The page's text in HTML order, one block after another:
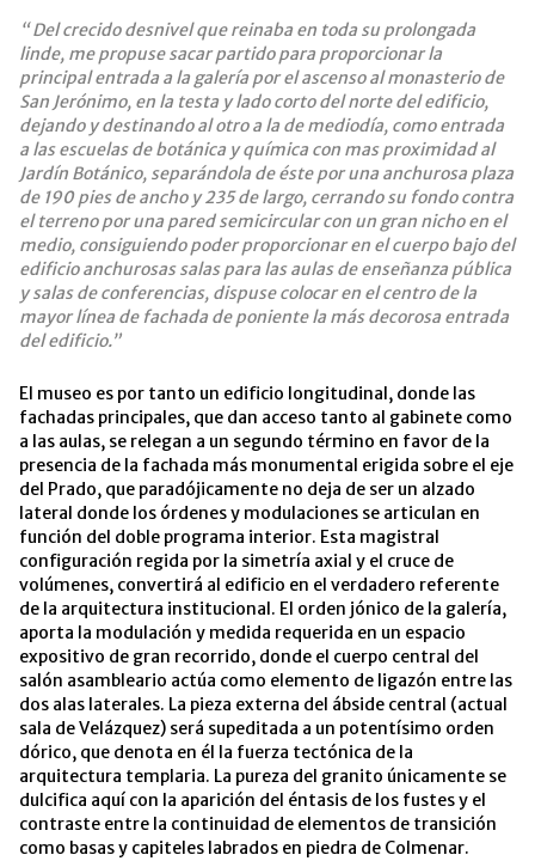
“ Del crecido desnivel que reinaba en toda su prolongada
linde, me propuse sacar partido para proporcionar la
principal entrada a la galería por el ascenso al monasterio de
San Jerónimo, en la testa y lado corto del norte del edificio,
dejando y destinando al otro a la de mediodía, como entrada
a las escuelas de botánica y química con mas proximidad al
Jardín Botánico, separándola de éste por una anchurosa plaza
de 190 pies de ancho y 235 de largo, cerrando su fondo contra
el terreno por una pared semicircular con un gran nicho en el
medio, consiguiendo poder proporcionar en el cuerpo bajo del
edificio anchurosas salas para las aulas de enseñanza pública
y salas de conferencias, dispuse colocar en el centro de la
mayor línea de fachada de poniente la más decorosa entrada
del edificio.”
El museo es por tanto un edificio longitudinal, donde las
fachadas principales, que dan acceso tanto al gabinete como
a las aulas, se relegan a un segundo término en favor de la
presencia de la fachada más monumental erigida sobre el eje
del Prado, que paradójicamente no deja de ser un alzado
lateral donde los órdenes y modulaciones se articulan en
función del doble programa interior. Esta magistral
configuración regida por la simetría axial y el cruce de
volúmenes, convertirá al edificio en el verdadero referente
de la arquitectura institucional. El orden jónico de la galería,
aporta la modulación y medida requerida en un espacio
expositivo de gran recorrido, donde el cuerpo central del
salón asambleario actúa como elemento de ligazón entre las
dos alas laterales. La pieza externa del ábside central (actual
sala de Velázquez) será supeditada a un potentísimo orden
dórico, que denota en él la fuerza tectónica de la
arquitectura templaria. La pureza del granito únicamente se
dulcifica aquí con la aparición del éntasis de los fustes y el
contraste entre la continuidad de elementos de transición
como basas y capiteles labrados en piedra de Colmenar.